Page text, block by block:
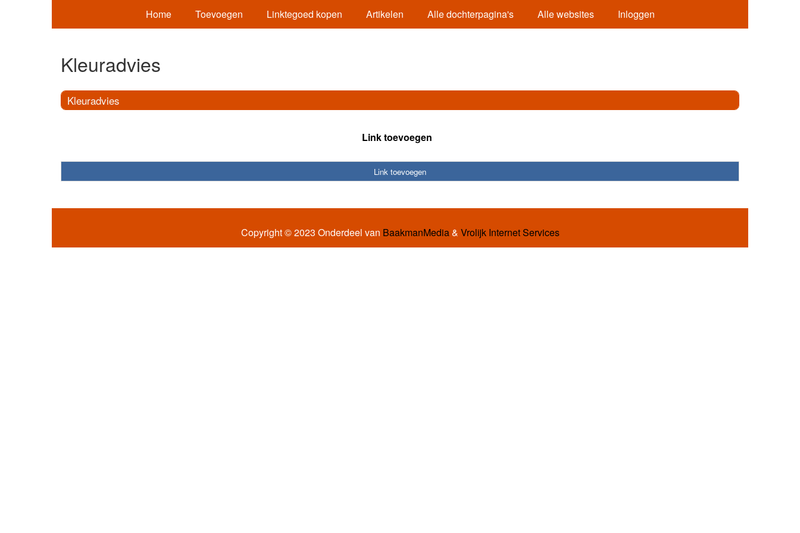
Home Toevoegen Linktegoed kopen Artikelen Alle dochterpagina's Alle websites Inloggen
Kleuradvies
Kleuradvies
Link toevoegen
Link toevoegen
Copyright © 2023 Onderdeel van BaakmanMedia& Vrolijk Internet Services